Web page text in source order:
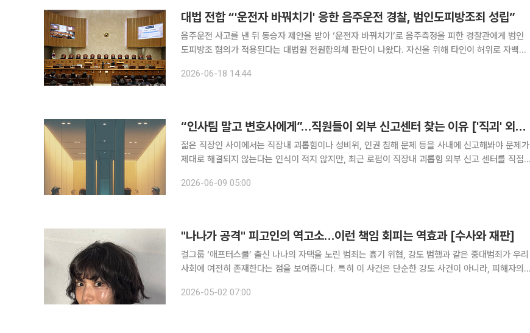
대법 전합 “'운전자 바꿔치기' 응한 음주운전 경찰, 범인도피방조죄 성립”
음주운전 사고를 낸 뒤 동승자 제안을 받아 ‘운전자 바꿔치기’로 음주측정을 피한 경찰관에게 범인
도피방조 혐의가 적용된다는 대법원 전원합의체 판단이 나왔다. 자신을 위해 타인이 허위로 자백하
방조 혐의로 기소된 경찰관 A씨의 상고를 기각하고 재판관 8:5 의견으로
2026-06-18 14:44
“인사팀 말고 변호사에게”…직원들이 외부 신고센터 찾는 이유 ['직괴' 외주화 시대]
젊은 직장인 사이에서는 직장내 괴롭힘이나 성비위, 인권 침해 문제 등을 사내에 신고해봐야 문제가
제대로 해결되지 않는다는 인식이 적지 않지만, 최근 로펌이 직장내 괴롭힘 외부 신고 센터를 직접
전담 홈페이지를 통해 사건이 접수된 경우 담당 변호사를 배정하고
2026-06-09 05:00
"나나가 공격" 피고인의 역고소…이런 책임 회피는 역효과 [수사와 재판]
걸그룹 ‘애프터스쿨’ 출신 나나의 자택을 노린 범죄는 흉기 위협, 강도 범행과 같은 중대범죄가 우리
사회에 여전히 존재한다는 점을 보여줍니다. 특히 이 사건은 단순한 강도 사건이 아니라, 피해자의
제가 되고 있습니다. 사건의 핵심 쟁점과 의미를 허윤 변호사(법무법
2026-05-02 07:00